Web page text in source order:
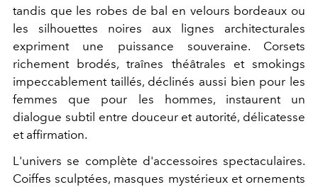
tandis que les robes de bal en velours bordeaux ou
les silhouettes noires aux lignes architecturales
expriment une puissance souveraine. Corsets
richement brodés, traînes théâtrales et smokings
impeccablement taillés, déclinés aussi bien pour les
femmes que pour les hommes, instaurent un
dialogue subtil entre douceur et autorité, délicatesse
et affirmation.
L'univers se complète d'accessoires spectaculaires.
Coiffes sculptées, masques mystérieux et ornements